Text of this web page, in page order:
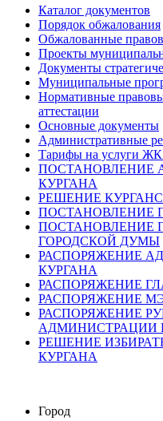
Каталог документов
Порядок обжалования
Обжалованные
Проекты
Документы
Муниципальные
Нормативные
аттестации
Основные документы
Административные
Тарифы на услуги
ПОСТАНОВЛЕНИЕ
КУРГАНА
РЕШЕНИЕ
ПОСТАНОВЛЕНИЕ
ПОСТАНОВЛЕНИЕ
ГОРОДСКОЙ ДУМЫ
РАСПОРЯЖЕНИЕ
КУРГАНА
РАСПОРЯЖЕНИЕ
РАСПОРЯЖЕНИЕ
РАСПОРЯЖЕНИЕ
АДМИНИСТРАЦИИ
РЕШЕНИЕ
КУРГАНА
Город